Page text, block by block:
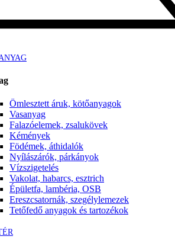
Ömlesztett áruk, kötőanyagok
Vasanyag
Falazóelemek, zsalukövek
Kémények
Födémek, áthidalók
Nyílászárók, párkányok
Vízszigetelés
Vakolat, habarcs, esztrich
Épületfa, lambéria, OSB
Ereszcsatornák, szegélylemezek
Tetőfedő anyagok és tartozékok